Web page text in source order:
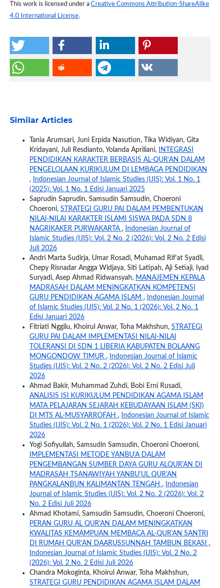
This work is licensed under a Creative Commons Attribution-ShareAlike
4.0 International License.
Similar Articles
Tania Arumsari, Juni Erpida Nasution, Tika Widiyan, Gita
Kridayani, Juli Resdianto, Yolanda Apriliani,
INTEGRASI
PENDIDIKAN KARAKTER BERBASIS AL-QUR’AN DALAM
PENGELOLAAN KURIKULUM DI LEMBAGA PENDIDIKAN
,
Indonesian Journal of Islamic Studies (IJIS): Vol. 1 No. 1
(2025): Vol. 1 No. 1 Edisi Januari 2025
Saprudin Saprudin, Samsudin Samsudin, Choeroni
Choeroni, STRATEGI GURU PAI DALAM PEMBENTUKAN
NILAI-NILAI KARAKTER ISLAMI SISWA PADA SDN 8
NAGRIKAKER PURWAKARTA ,
Indonesian Journal of
Islamic Studies (IJIS): Vol. 2 No. 2 (2026): Vol. 2 No. 2 Edisi
Juli 2026
Andri Marta Sudirja, Umar Rosadi, Muhamad Rif'at Syadli,
Chepy Risnadar Angga Widjaya, Siti Latipah, Aji Setiaji, Iyad
Suryadi, Asep Ahmad Ridwansyah, MANAJEMEN KEPALA
MADRASAH DALAM MENINGKATKAN KOMPETENSI
GURU PENDIDIKAN AGAMA ISLAM ,
Indonesian Journal
of Islamic Studies (IJIS): Vol. 2 No. 1 (2026): Vol. 2 No. 1
Edisi Januari 2026
Fitriati Nggilu, Khoirul Anwar, Toha Makhshun, STRATEGI
GURU PAI DALAM IMPLEMENTASI NILAI-NILAI
TOLERANSI DI SDN 1 LIBERIA KABUPATEN BOLAANG
MONGONDOW TIMUR ,
Indonesian Journal of Islamic
Studies (IJIS): Vol. 2 No. 2 (2026): Vol. 2 No. 2 Edisi Juli
2026
Ahmad Bakir, Muhammad Zuhdi, Bobi Erni Rusadi,
ANALISIS ISI KURIKULUM PENDIDIKAN AGAMA ISLAM
MATA PELAJARAN SEJARAH KEBUDAYAAN ISLAM (SKI)
DI MTS AL-MUSYARROFAH ,
Indonesian Journal of Islamic
Studies (IJIS): Vol. 2 No. 1 (2026): Vol. 2 No. 1 Edisi Januari
2026
Yogi Sofiyullah, Samsudin Samsudin, Choeroni Choeroni,
IMPLEMENTASI METODE YANBU'A DALAM
PENGEMBANGAN SUMBER DAYA GURU ALQUR'AN DI
MADRASAH TSANAWIYAH YANBU'UL QUR'AN
PANGKALANBUN KALIMANTAN TENGAH ,
Indonesian
Journal of Islamic Studies (IJIS): Vol. 2 No. 2 (2026): Vol. 2
No. 2 Edisi Juli 2026
Ahmad Khotami, Samsudin Samsudin, Choeroni Choeroni,
PERAN GURU AL QUR'AN DALAM MENINGKATKAN
KWALITAS KEMAMPUAN MEMBACA AL-QUR'AN SANTRI
DI RUMAH QUR'AN DAARUSSUNNAH TAMBUN BEKASI ,
Indonesian Journal of Islamic Studies (IJIS): Vol. 2 No. 2
(2026): Vol. 2 No. 2 Edisi Juli 2026
Chandra Mokoginta, Khoirul Anwar, Toha Makhshun,
STRATEGI GURU PENDIDIKAN AGAMA ISLAM DALAM